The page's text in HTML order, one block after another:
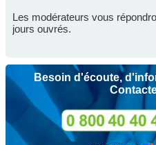
Les modérateurs vous
jours ouvrés.
Besoin d'écoute,